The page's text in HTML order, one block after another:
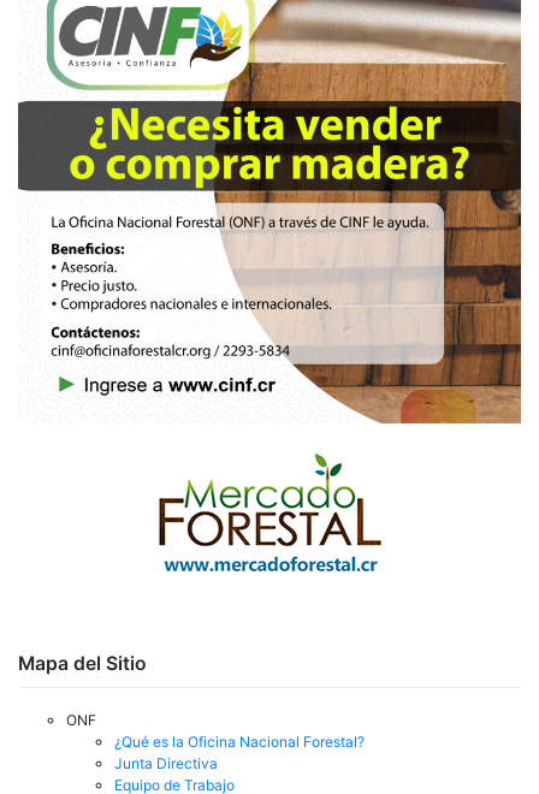
Mapa del Sitio
ONF
¿Qué es la Oficina Nacional Forestal?
Junta Directiva
Equipo de Trabajo